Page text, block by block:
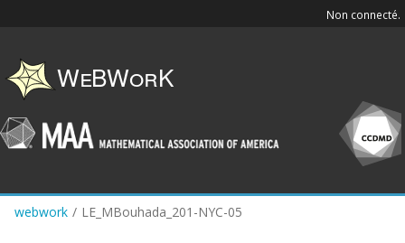
content
Non connecté.
webwork / LE_MBouhada_201-NYC-05